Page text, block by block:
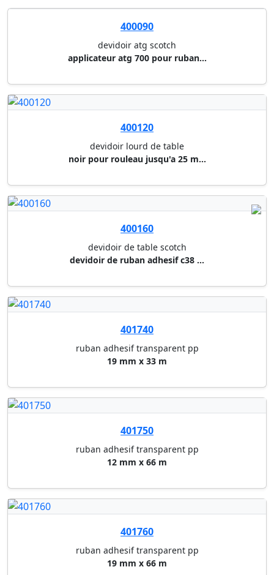
400090
devidoir atg scotch
applicateur atg 700 pour ruban...
400120
devidoir lourd de table
noir pour rouleau jusqu'a 25 m...
400160
devidoir de ruban adhesif c38 ...
401740
ruban adhesif transparent pp
401760
19 mm x 66 m
402010
ruban adhesif magic tape tm 81...